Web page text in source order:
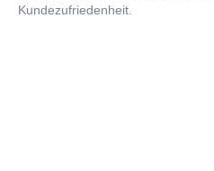
Kundezufriedenheit.